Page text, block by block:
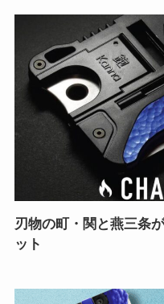
刃物の町・関と燕三条
ット